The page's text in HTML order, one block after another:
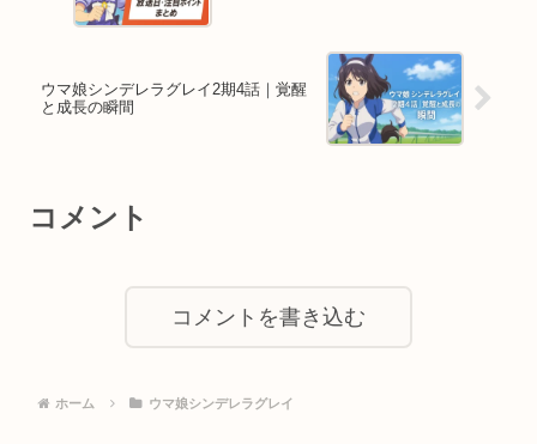
ウマ娘シンデレラグレイ2期4話｜覚醒
と成長の瞬間
コメント
コメントを書き込む
ホーム ウマ娘シンデレラグレイ